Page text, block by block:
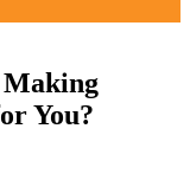
Making
You?